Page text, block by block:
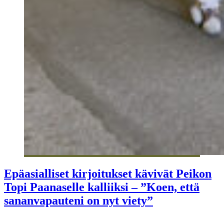
Epäasialliset kirjoitukset kävivät Peikon
Topi Paanaselle kalliiksi – ”Koen, että
sananvapauteni on nyt viety”